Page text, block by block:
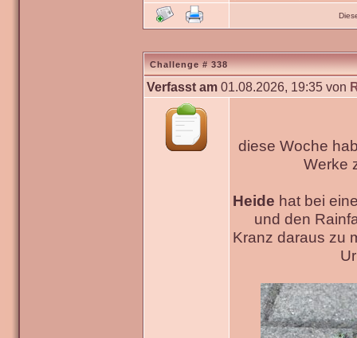
Challenge # 338
Verfasst am 01.08.2026, 19:35 von
diese Woche
Werke
Heide hat bei
und den
Kranz daraus zu